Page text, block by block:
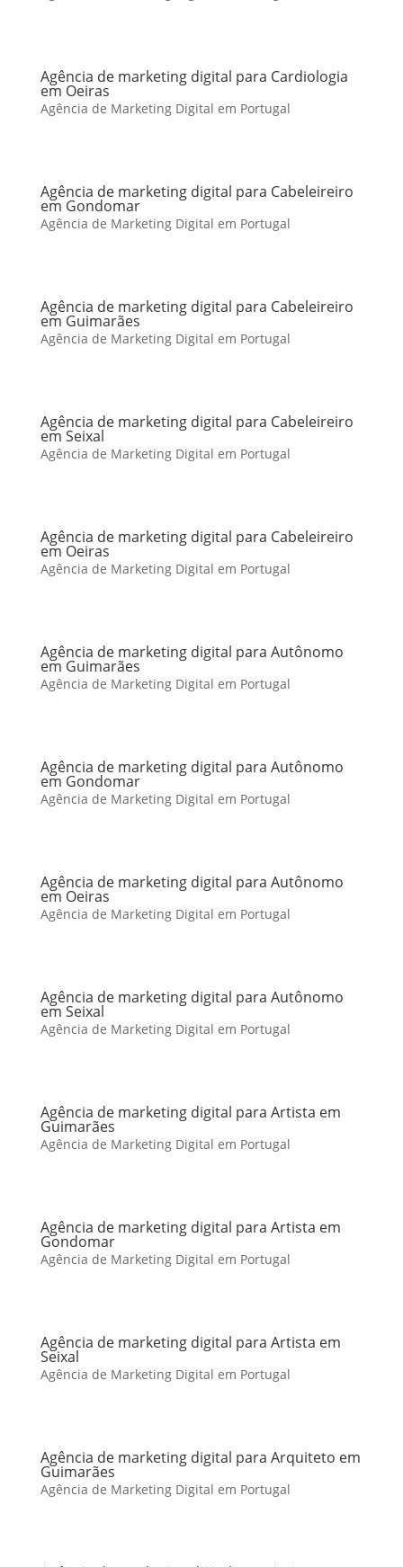
Agência de marketing digital para Cardiologia
em Oeiras
Agência de Marketing Digital em Portugal
Agência de marketing digital para Cabeleireiro
em Gondomar
Agência de Marketing Digital em Portugal
Agência de marketing digital para Cabeleireiro
em Guimarães
Agência de Marketing Digital em Portugal
Agência de marketing digital para Cabeleireiro
em Seixal
Agência de Marketing Digital em Portugal
Agência de marketing digital para Cabeleireiro
em Oeiras
Agência de Marketing Digital em Portugal
Agência de marketing digital para Autônomo
em Guimarães
Agência de Marketing Digital em Portugal
Agência de marketing digital para Autônomo
em Gondomar
Agência de Marketing Digital em Portugal
Agência de marketing digital para Autônomo
em Oeiras
Agência de Marketing Digital em Portugal
Agência de marketing digital para Autônomo
em Seixal
Agência de Marketing Digital em Portugal
Agência de marketing digital para Artista em
Guimarães
Agência de Marketing Digital em Portugal
Agência de marketing digital para Artista em
Gondomar
Agência de Marketing Digital em Portugal
Agência de marketing digital para Artista em
Seixal
Agência de Marketing Digital em Portugal
Agência de marketing digital para Arquiteto em
Guimarães
Agência de Marketing Digital em Portugal